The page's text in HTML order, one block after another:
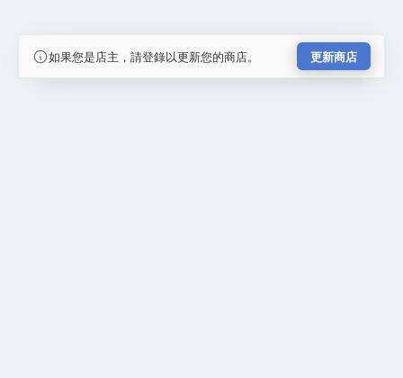
如果您是店主，請登錄以更新您的商店。 更新商店